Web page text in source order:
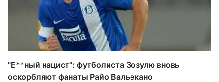
"Е**ный нацист": футболиста Зозулю вновь
оскорбляют фанаты Райо Вальекано